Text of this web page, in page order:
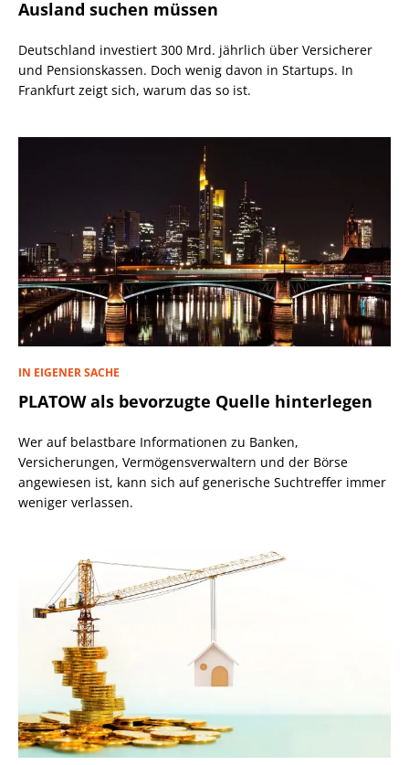
Ausland suchen müssen
Deutschland investiert 300 Mrd. jährlich über Versicherer
und Pensionskassen. Doch wenig davon in Startups. In
Frankfurt zeigt sich, warum das so ist.
IN EIGENER SACHE
PLATOW als bevorzugte Quelle hinterlegen
Wer auf belastbare Informationen zu Banken,
Versicherungen, Vermögensverwaltern und der Börse
angewiesen ist, kann sich auf generische Suchtreffer immer
weniger verlassen.